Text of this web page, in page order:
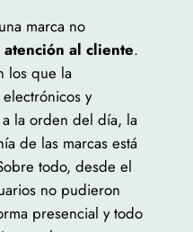
marca no
al cliente.
los que la
y
a la orden del día, la
de las marcas está
todo, desde el
no pudieron
presencial y todo